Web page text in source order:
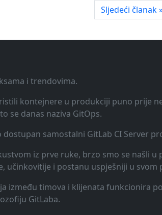
Sljedeći članak
i trendovima.
kontejnere u produkciji puno prije
se danas naziva GitOps.
samostalni GitLab CI Server
iz prve ruke, brzo smo se našli u
učinkovitije i postanu uspješniji u svom
između timova i klijenata funkcionira
GitLaba.